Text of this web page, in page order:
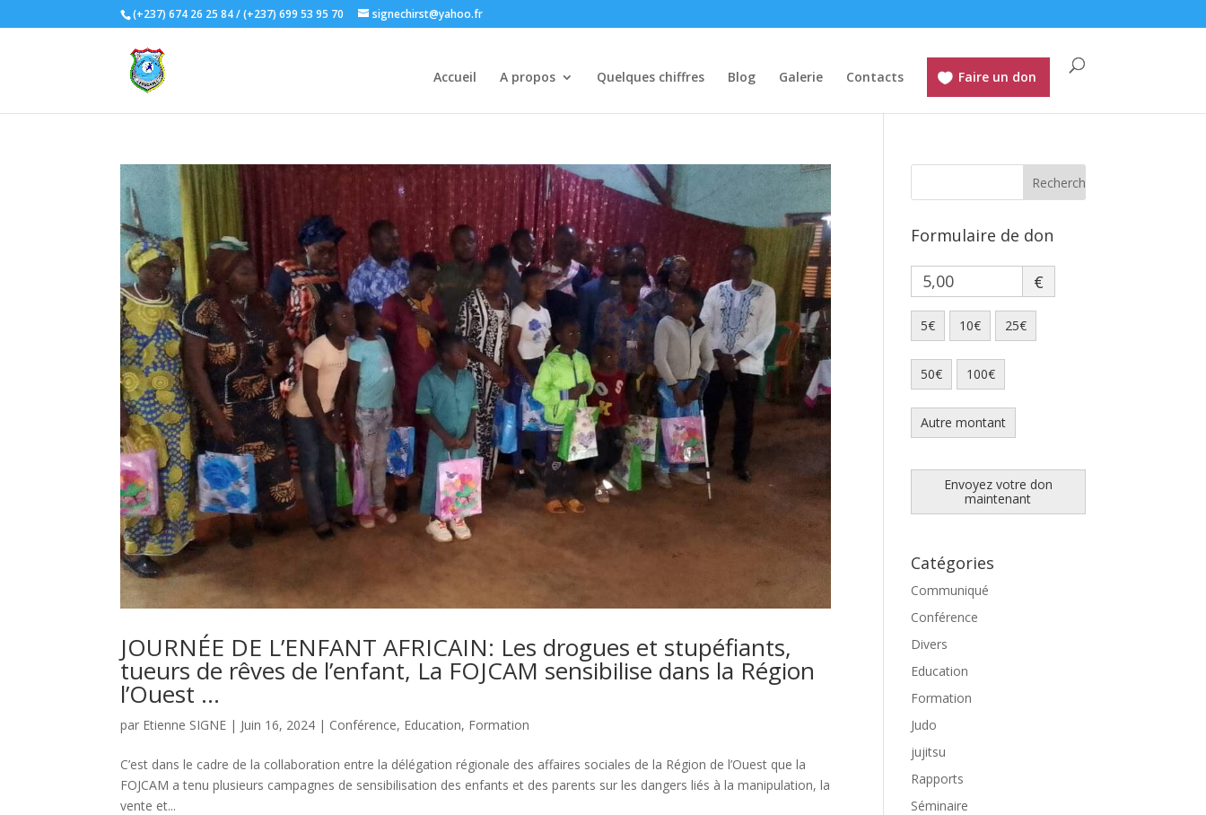
(+237) 674 26 25 84 / (+237) 699 53 95 70 signechirst@yahoo.fr
Accueil A propos Quelques chiffres Blog Galerie Contacts Faire un don
JOURNÉE DE L’ENFANT AFRICAIN: Les drogues et stupéfiants,
tueurs de rêves de l’enfant, La FOJCAM sensibilise dans la Région
l’Ouest …
par Etienne SIGNE | Juin 16, 2024 | Conférence, Education, Formation
C’est dans le cadre de la collaboration entre la délégation régionale des affaires sociales de la Région de l’Ouest que la
FOJCAM a tenu plusieurs campagnes de sensibilisation des enfants et des parents sur les dangers liés à la manipulation, la
vente et...
Formulaire de don
€
5€ 10€ 25€
50€ 100€
Autre montant
Envoyez votre don
maintenant
Catégories
Communiqué
Conférence
Divers
Education
Formation
Judo
jujitsu
Rapports
Séminaire